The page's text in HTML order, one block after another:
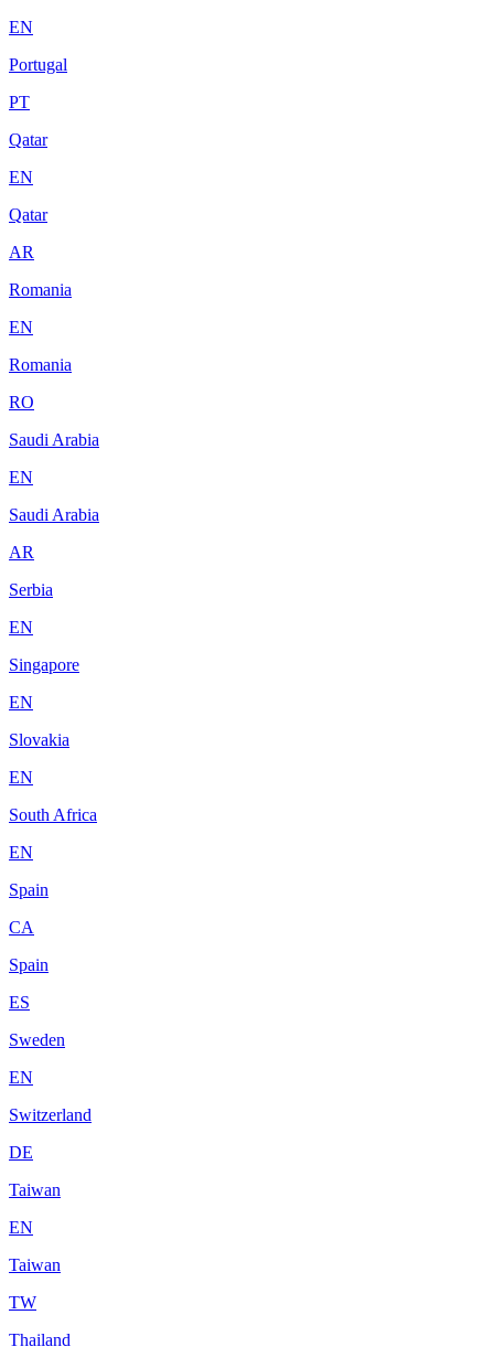
EN
Portugal
PT
Qatar
EN
Qatar
AR
Romania
EN
Romania
RO
Saudi Arabia
EN
Saudi Arabia
AR
Serbia
EN
Singapore
EN
Slovakia
EN
South Africa
EN
Spain
CA
Spain
ES
Sweden
EN
Switzerland
DE
Taiwan
EN
Taiwan
TW
Thailand